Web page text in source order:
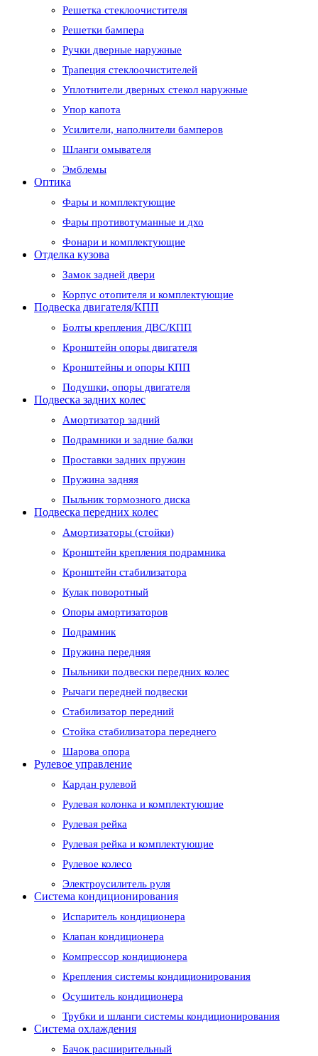
Решетка стеклоочистителя
Решетки бампера
Ручки дверные наружные
Трапеция стеклоочистителей
Уплотнители дверных стекол наружные
Упор капота
Усилители, наполнители бамперов
Шланги омывателя
Эмблемы
Оптика
Фары и комплектующие
Фары противотуманные и дхо
Фонари и комплектующие
Отделка кузова
Замок задней двери
Корпус отопителя и комплектующие
Подвеска двигателя/КПП
Болты крепления ДВС/КПП
Кронштейн опоры двигателя
Кронштейны и опоры КПП
Подушки, опоры двигателя
Подвеска задних колес
Амортизатор задний
Подрамники и задние балки
Проставки задних пружин
Пружина задняя
Пыльник тормозного диска
Подвеска передних колес
Амортизаторы (стойки)
Кронштейн крепления подрамника
Кронштейн стабилизатора
Кулак поворотный
Опоры амортизаторов
Подрамник
Пружина передняя
Пыльники подвески передних колес
Рычаги передней подвески
Стабилизатор передний
Стойка стабилизатора переднего
Шарова опора
Рулевое управление
Кардан рулевой
Рулевая колонка и комплектующие
Рулевая рейка
Рулевая рейка и комплектующие
Рулевое колесо
Электроусилитель руля
Система кондиционирования
Испаритель кондиционера
Клапан кондиционера
Компрессор кондиционера
Крепления системы кондиционирования
Осушитель кондиционера
Трубки и шланги системы кондиционирования
Система охлаждения
Бачок расширительный